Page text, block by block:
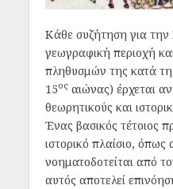
Κάθε συζήτηση για
γεωγραφική περιοχή
πληθυσμών της κατά τη
15οςαιώνας) έρχεται
θεωρητικούς και
Ένας βασικός τέτοιος
ιστορικό πλαίσιο, όπως
νοηματοδοτείται από
αυτός αποτελεί